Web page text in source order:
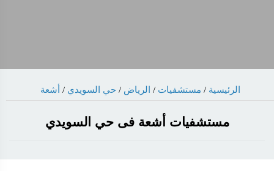
الرئيسية / مستشفيات / الرياض / حي السويدي / أشعة
مستشفيات أشعة فى حي السويدي